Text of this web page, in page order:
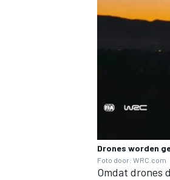
Drones worden
Foto door: WRC.com
Omdat drones